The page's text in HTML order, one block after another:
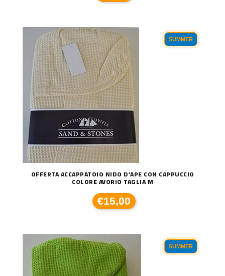
SUMMER
OFFERTA ACCAPPATOIO NIDO D'APE CON CAPPUCCIO
COLORE AVORIO TAGLIA M
€15,00
SUMMER